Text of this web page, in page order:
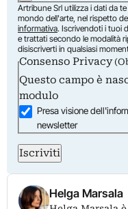
Artribune Srl utilizza i dati da
mondo dell'arte, nel rispetto
informativa. Iscrivendoti i tuoi
e trattati secondo le modalità
disiscriverti in qualsiasi
Questo campo è
modulo
Consenso Privacy
Presa visione
newsletter
Iscriviti
Helga Marsala